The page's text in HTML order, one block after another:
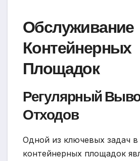
Обслуживание
Контейнерных
Площадок
Регулярный
Отходов
Одной из ключевых задач
контейнерных площадок